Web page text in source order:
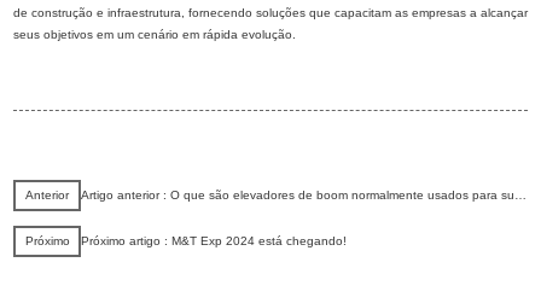
de construção e infraestrutura, fornecendo soluções que capacitam as empresas a alcançar
seus objetivos em um cenário em rápida evolução.
Anterior Artigo anterior : O que são elevadores de boom normalmente usados ​​para suportar?
Próximo Próximo artigo : M&T Exp 2024 está chegando!